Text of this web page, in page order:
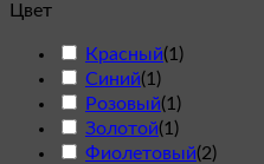
Цвет
Красный(1 )
Cиний(1 )
Розовый(1 )
Золотой(1 )
Фиолетовый(2)